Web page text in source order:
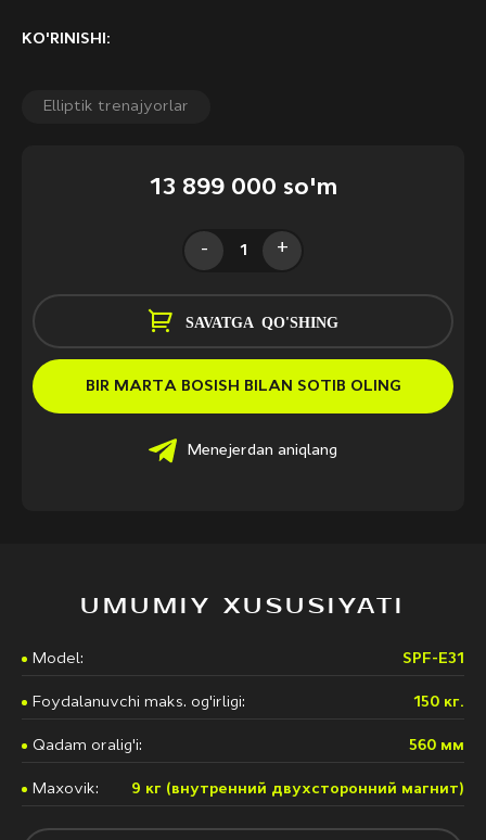
Elliptik trenajyorlar
KO'RINISHI:
13 899 000 so'm
- +
Menejerdan aniqlang
SAVATGA QO'SHING
BIR MARTA BOSISH BILAN SOTIB OLING
UMUMIY XUSUSIYATI
Model: SPF-E31
Foydalanuvchi maks. og'irligi: 150 кг.
Qadam oralig'i: 560 мм
Maxovik: 9 кг (внутренний двухсторонний магнит)